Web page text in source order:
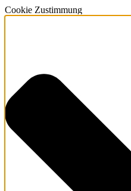
Cookie Zustimmung